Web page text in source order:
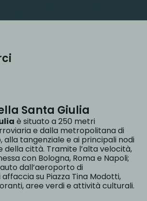
Santa Giulia
è situato a 250 metri
e dalla metropolitana di
alla tangenziale e ai principali nodi
della città. Tramite l’alta velocità,
con Bologna, Roma e Napoli;
dall’aeroporto di
affaccia su Piazza Tina Modotti,
aree verdi e attività culturali.